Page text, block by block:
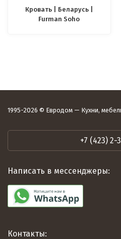
Кровать | Беларусь |
Furman Soho
1995-2026 © Евродом — Кухни,
+7 (423) 2-
Написать в мессенджеры:
Контакты: